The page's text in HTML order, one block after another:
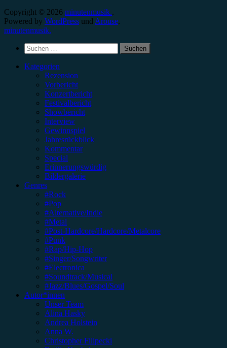
Copyright © 2026 minutenmusik..
Powered by WordPress und Arouse.
minutenmusik.
Suchen
nach:
Kategorien
Rezension
Vorbericht
Konzertbericht
Festivalbericht
Showbericht
Interview
Gewinnspiel
Jahresrückblick
Kommentar
Special
Erinnerungswürdig
Bildergalerie
Genres
#Rock
#Pop
#Alternative/Indie
#Metal
#Post-Hardcore/Hardcore/Metalcore
#Punk
#Rap/Hip-Hop
#Singer/Songwriter
#Electronica
#Soundtrack/Musical
#Jazz/Blues/Gospel/Soul
Autor*innen
Unser Team
Alina Hasky
Andrea Holstein
Anna W.
Christopher Filipecki